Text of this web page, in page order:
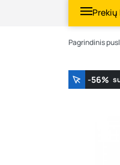
Pagrindinis
-56%